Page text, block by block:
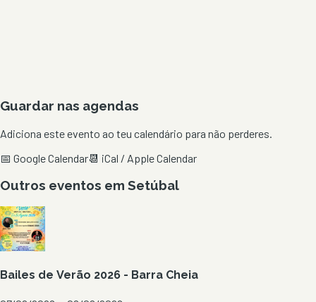
Guardar nas agendas
Adiciona este evento ao teu calendário para não perderes.
📅 Google Calendar📆 iCal / Apple Calendar
Outros eventos em Setúbal
Bailes de Verão 2026 - Barra Cheia